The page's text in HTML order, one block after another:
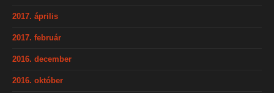
2017. április
2017. február
2016. december
2016. október